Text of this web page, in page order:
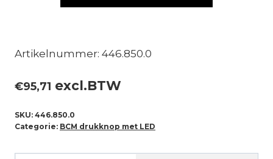
Artikelnummer: 446.850.0
€95,71 excl.BTW
SKU: 446.850.0
Categorie: BCM drukknop met LED